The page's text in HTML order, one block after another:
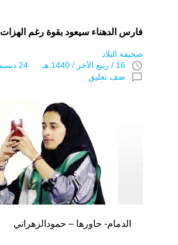
فارس الدهناء سيعود بقوة رغم الهزات
صحيفة البلاد
access_time 16 / ربيع الآخر / 1440 هـ 24 ديسمبر 2018
chat_bubble_outline ضف تعليق
الدمام- حاورها – حمودالزهراني